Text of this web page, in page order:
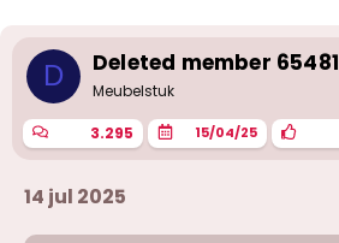
n
g
n
:
D Deleted member 65481
Meubelstuk
3.295 15/04/25
14 jul 2025